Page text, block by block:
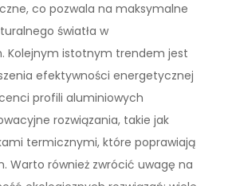
co pozwala na maksymalne
światła w
Kolejnym istotnym trendem jest
efektywności energetycznej
profili aluminiowych
rozwiązania, takie jak
termicznymi, które poprawiają
Warto również zwrócić uwagę na